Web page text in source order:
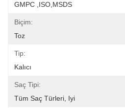
GMPC ,ISO,MSDS
Biçim:
Toz
Tip:
Kalıcı
Saç Tipi:
Tüm Saç Türleri, Iyi